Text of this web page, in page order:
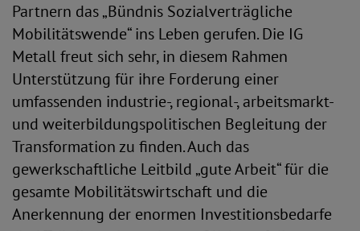
Partnern das „Bündnis Sozialverträgliche
Mobilitätswende“ ins Leben gerufen. Die IG
Metall freut sich sehr, in diesem Rahmen
Unterstützung für ihre Forderung einer
umfassenden industrie-, regional-, arbeitsmarkt-
und weiterbildungspolitischen Begleitung der
Transformation zu finden. Auch das
gewerkschaftliche Leitbild „gute Arbeit“ für die
gesamte Mobilitätswirtschaft und die
Anerkennung der enormen Investitionsbedarfe